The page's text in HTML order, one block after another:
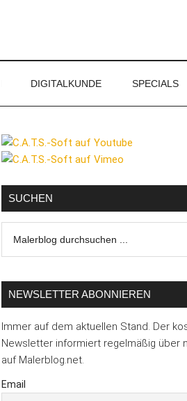
DIGITALKUNDE SPECIALS
Seitenspalte
SUCHEN
durchsuchen
NEWSLETTER ABONNIEREN
Immer auf dem aktuellen Stand. Der
Newsletter informiert regelmäßig über
auf Malerblog.net.
Email